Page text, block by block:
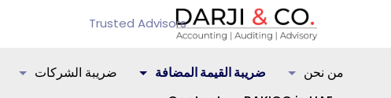
Trusted Advisors
من نحن ضريبة القيمة المضافة ضريبة الشركات